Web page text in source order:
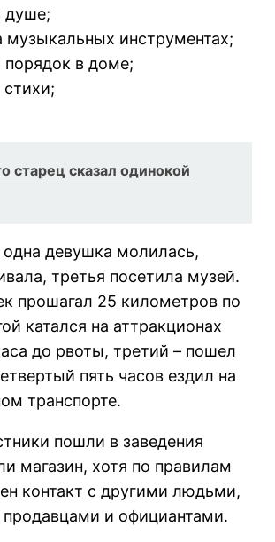
инструментах;
в доме;
старец сказал одинокой
девушка молилась,
третья посетила музей.
прошагал 25 километров по
катался на аттракционах
до рвоты, третий – пошел
пять часов ездил на
транспорте.
пошли в заведения
магазин, хотя по правилам
контакт с другими людьми,
продавцами и официантами.